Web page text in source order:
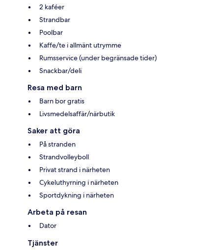
2 kaféer
Strandbar
Poolbar
Kaffe/te i allmänt utrymme
Rumsservice (under begränsade tider)
Snackbar/deli
Resa med barn
Barn bor gratis
Livsmedelsaffär/närbutik
Saker att göra
På stranden
Strandvolleyboll
Privat strand i närheten
Cykeluthyrning i närheten
Sportdykning i närheten
Arbeta på resan
Dator
Tjänster